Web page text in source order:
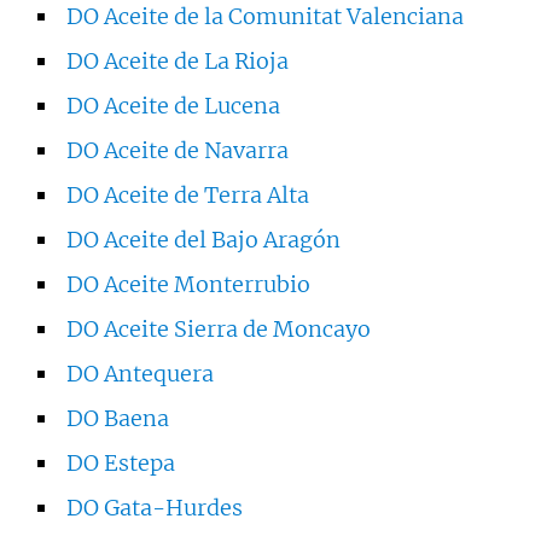
DO Aceite de la Comunitat Valenciana
DO Aceite de La Rioja
DO Aceite de Lucena
DO Aceite de Navarra
DO Aceite de Terra Alta
DO Aceite del Bajo Aragón
DO Aceite Monterrubio
DO Aceite Sierra de Moncayo
DO Antequera
DO Baena
DO Estepa
DO Gata-Hurdes